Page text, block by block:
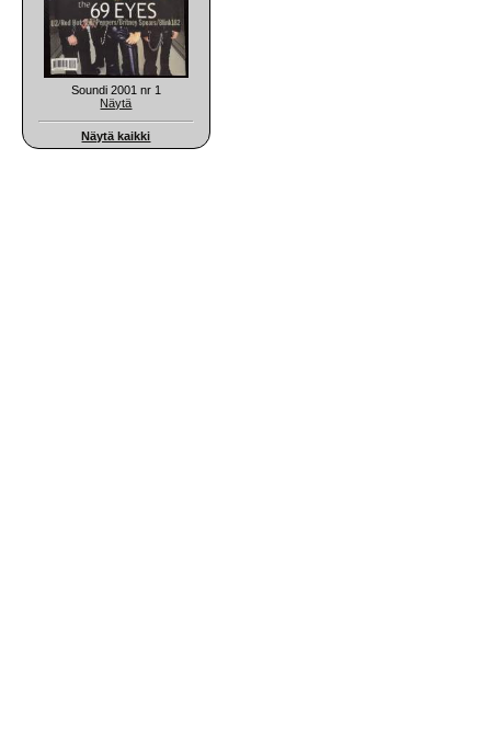
Soundi 2001 nr 1
Näytä
Näytä kaikki